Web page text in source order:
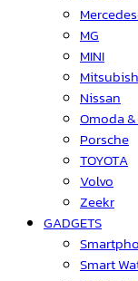
MG
MINI
Nissan
Omoda
Porsche
TOYOTA
Volvo
Zeekr
GADGETS
Smart